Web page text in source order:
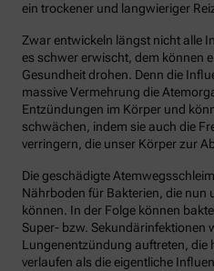
ein trockener und langwieriger
Zwar entwickeln längst nicht alle
es schwer erwischt, dem können
Gesundheit drohen. Denn die
massive Vermehrung die
Entzündungen im Körper und
schwächen, indem sie auch die
verringern, die unser Körper zur
Die geschädigte
Nährboden für Bakterien, die nun
können. In der Folge können
Super- bzw. Sekundärinfektionen
Lungenentzündung auftreten, die
verlaufen als die eigentliche